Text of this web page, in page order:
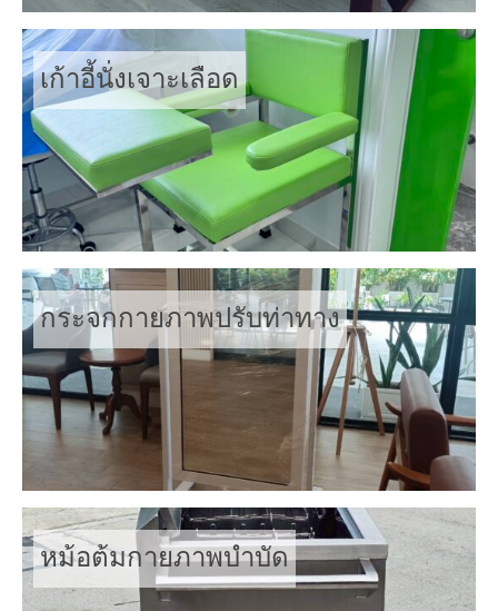
เก้าอี้นั่งเจาะเลือด
กระจกกายภาพปรับท่าทาง
หม้อต้มกายภาพบำบัด